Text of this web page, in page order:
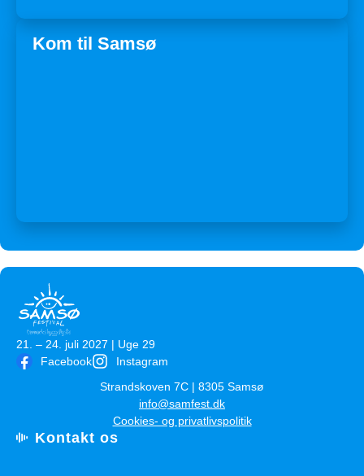
Kom til Samsø
21. – 24. juli 2027 | Uge 29
Facebook
Instagram
​Strandskoven 7C | ​8305 Samsø
​info@samfest.dk
Cookies- og privatlivspolitik
Kontakt os